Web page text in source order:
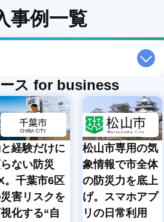
物
流
気
象
施
設・
気象
防
災）
ル
ギ
ー
気
ダム
気象
気象
学
校
気
象
イベ
ント
気象
スポ
ーツ
気象
鉄
道
気
象
気候
テッ
放送
情報 気象データをAPIで
事例一覧
ス for business
経験だけに
ない防災
。千葉市6区
害リスクを
化する“自
松山市専用の気
象情報で市全体
の防災力を底上
げ。スマホアプ
リの日常利用